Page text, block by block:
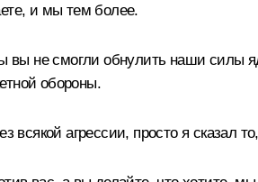
и мы тем более.
вы не смогли обнулить наши
обороны.
всякой агрессии, просто я сказал